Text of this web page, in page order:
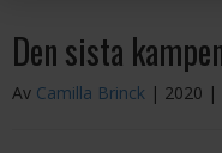
Den sista
Av Camilla Brinck | 2020 |